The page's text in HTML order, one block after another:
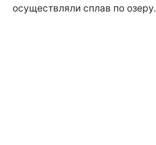
осуществляли сплав по озеру.